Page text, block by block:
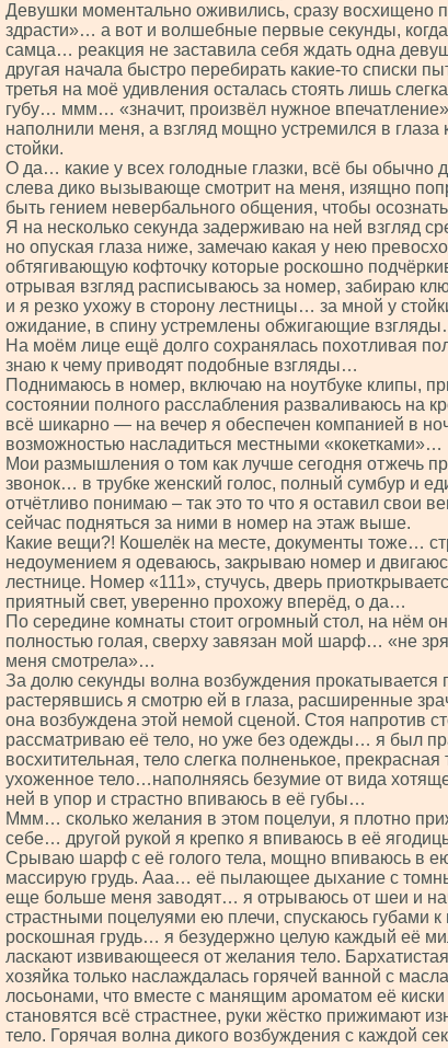
Девушки моментально оживились, сразу восхищено
здрасти»… а вот и волшебные первые секунды,
самца… реакция не заставила себя ждать одна
другая начала быстро перебирать какие-то списки
третья на моё удивления осталась стоять лишь
губу… ммм… «значит, произвёл нужное
наполнили меня, а взгляд мощно устремился в глаза
стойки.
О да… какие у всех голодные глазки, всё бы обычно
слева дико вызывающе смотрит на меня, изящно
быть гением невербального общения, чтобы
Я на несколько секунда задерживаю на ней взгляд
но опуская глаза ниже, замечаю какая у нею
обтягивающую кофточку которые роскошно
отрывая взгляд расписываюсь за номер, забираю
и я резко ухожу в сторону лестницы… за мной у
ожидание, в спину устремлены обжигающие
На моём лице ещё долго сохранялась похотливая
знаю к чему приводят подобные взгляды…
Поднимаюсь в номер, включаю на ноутбуке клипы,
состоянии полного расслабления разваливаюсь на
всё шикарно — на вечер я обеспечен компанией в
возможностью насладиться местными «кокетками»…
Мои размышления о том как лучше сегодня отжечь
звонок… в трубке женский голос, полный сумбур и
отчётливо понимаю – так это то что я оставил свои
сейчас подняться за ними в номер на этаж выше.
Какие вещи?! Кошелёк на месте, документы тоже…
недоумением я одеваюсь, закрываю номер и
лестнице. Номер «111», стучусь, дверь
приятный свет, уверенно прохожу вперёд, о да…
По середине комнаты стоит огромный стол, на нём
полностью голая, сверху завязан мой шарф… «не
меня смотрела»…
За долю секунды волна возбуждения прокатывается
растерявшись я смотрю ей в глаза, расширенные
она возбуждена этой немой сценой. Стоя напротив
рассматриваю её тело, но уже без одежды… я был
восхитительная, тело слегка полненькое,
ухоженное тело…наполняясь безумие от вида
ней в упор и страстно впиваюсь в её губы…
Ммм… сколько желания в этом поцелуи, я плотно
себе… другой рукой я крепко я впиваюсь в её
Срываю шарф с её голого тела, мощно впиваюсь в
массирую грудь. Ааа… её пылающее дыхание с
еще больше меня заводят… я отрываюсь от шеи и
страстными поцелуями ею плечи, спускаюсь губами
роскошная грудь… я безудержно целую каждый её
ласкают извивающееся от желания тело.
хозяйка только наслаждалась горячей ванной с
лосьонами, что вместе с манящим ароматом её
становятся всё страстнее, руки жёстко прижимают
тело. Горячая волна дикого возбуждения с каждой